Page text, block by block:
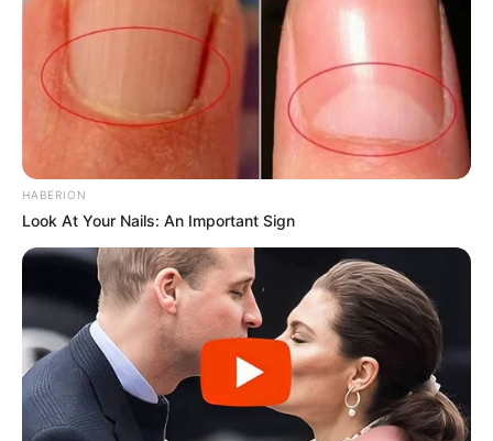
HABERION
Look At Your Nails: An Important Sign